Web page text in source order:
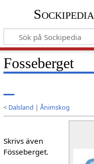
Sockipedia
Fosseberget
< Dalsland | Ånimskog
Skrivs även
Fösseberget.